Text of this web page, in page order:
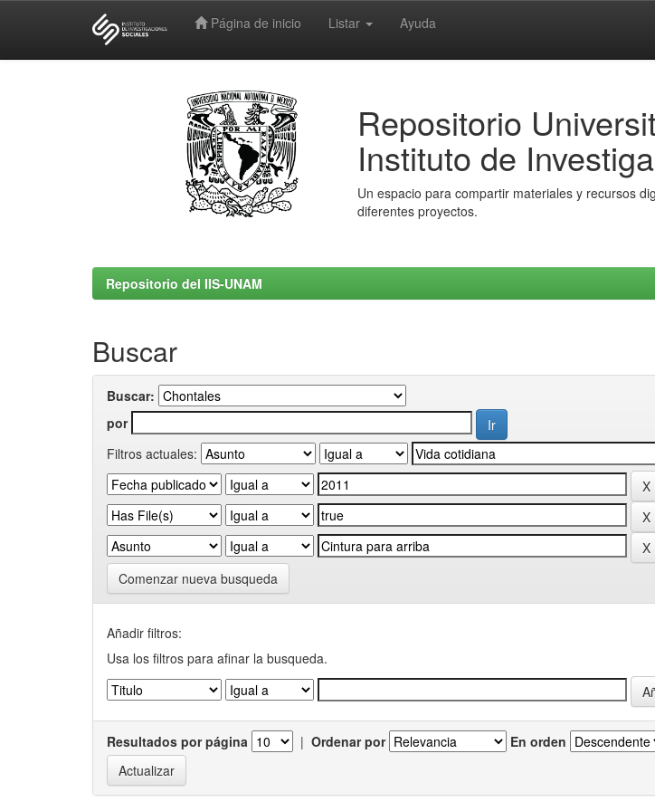
Página de inicio Listar Ayuda
Repositorio
Instituto de
Un espacio para compartir materiales y recursos
diferentes proyectos.
Repositorio del IIS-UNAM
Buscar
Buscar:
por
Filtros actuales:
Comenzar nueva busqueda
Añadir filtros:
Usa los filtros para afinar la busqueda.
Resultados por página | Ordenar por En orden